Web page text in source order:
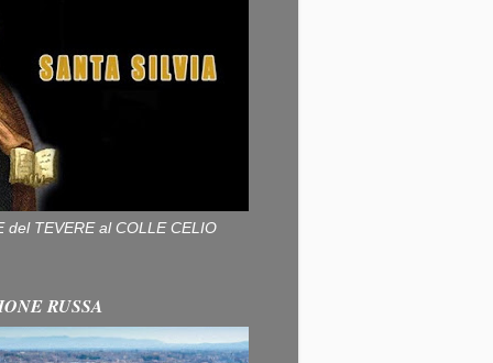
del TEVERE al COLLE CELIO
RUSSA